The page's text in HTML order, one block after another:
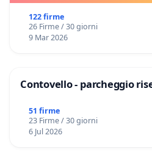
122 firme
26 Firme / 30 giorni
9 Mar 2026
Contovello - parcheggio
51 firme
23 Firme / 30 giorni
6 Jul 2026